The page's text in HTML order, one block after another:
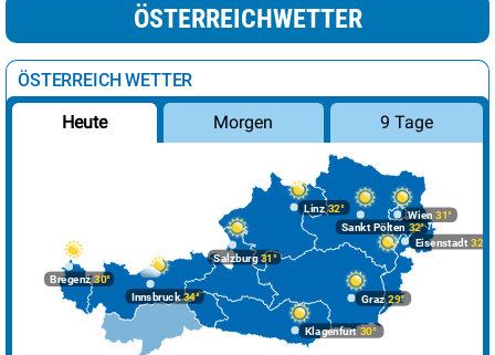
ÖSTERREICHWETTER
ÖSTERREICH WETTER
Heute Morgen 9 Tage
Bregenz30°
Graz29°
Innsbruck34°
Klagenfurt 30°
Linz32°
Salzburg31°
Wien 31°
Eisenstadt 32°
Sankt Pölten 32°